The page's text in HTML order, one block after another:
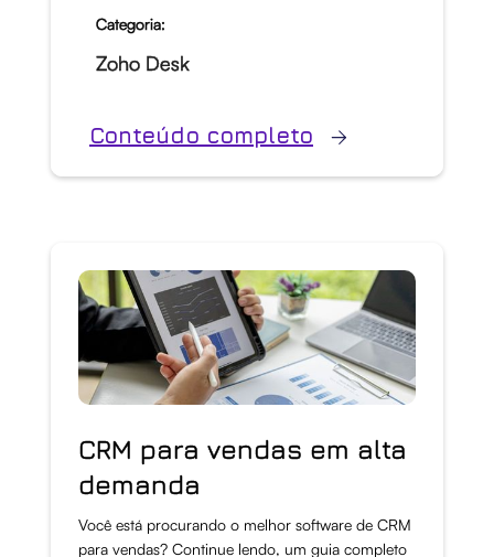
Categoria:
Zoho Desk
Conteúdo completo
CRM para vendas em alta
demanda
Você está procurando o melhor software de CRM
para vendas? Continue lendo, um guia completo